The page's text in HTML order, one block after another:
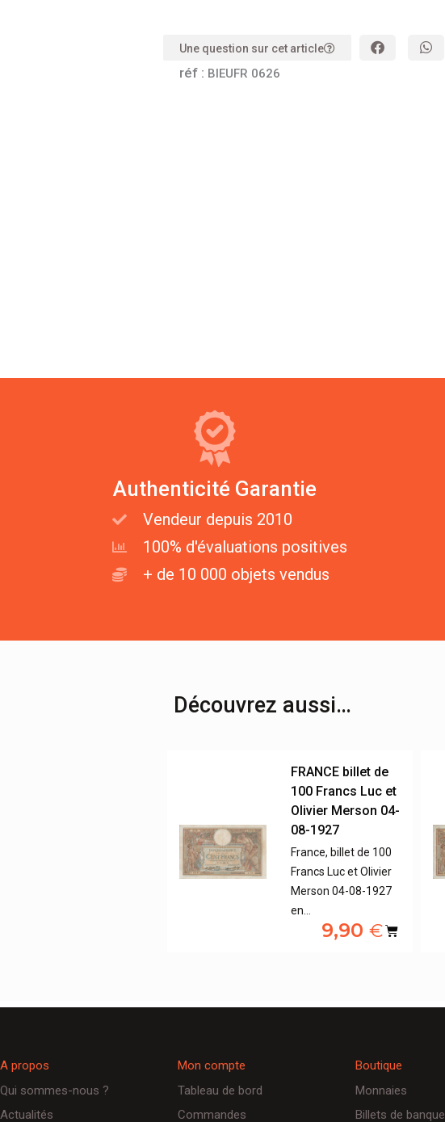
Une question sur cet article
réf : BIEUFR 0626
Authenticité Garantie
Vendeur depuis 2010
100% d'évaluations positives
+ de 10 000 objets vendus
Découvrez aussi…
FRANCE billet de
100 Francs Luc et
Olivier Merson 04-
08-1927
France, billet de 100
Francs Luc et Olivier
Merson 04-08-1927
en…
9,90 €
A propos
Qui sommes-nous ?
Actualités
Mon compte
Tableau de bord
Commandes
Boutique
Monnaies
Billets de banque